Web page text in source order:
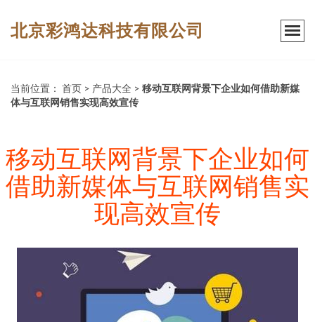
北京彩鸿达科技有限公司
当前位置： 首页 > 产品大全 > 移动互联网背景下企业如何借助新媒
体与互联网销售实现高效宣传
移动互联网背景下企业如何
借助新媒体与互联网销售实
现高效宣传